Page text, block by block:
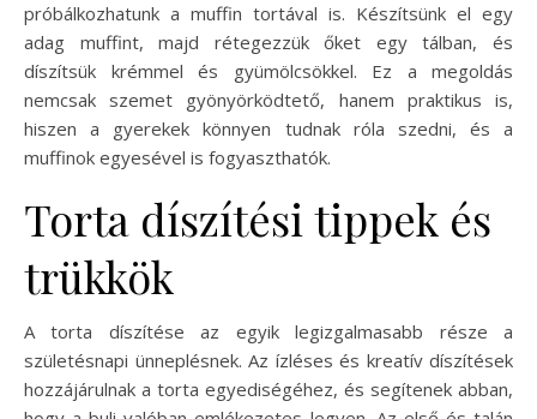
próbálkozhatunk a muffin tortával is. Készítsünk el egy
adag muffint, majd rétegezzük őket egy tálban, és
díszítsük krémmel és gyümölcsökkel. Ez a megoldás
nemcsak szemet gyönyörködtető, hanem praktikus is,
hiszen a gyerekek könnyen tudnak róla szedni, és a
muffinok egyesével is fogyaszthatók.
Torta díszítési tippek és
trükkök
A torta díszítése az egyik legizgalmasabb része a
születésnapi ünneplésnek. Az ízléses és kreatív díszítések
hozzájárulnak a torta egyediségéhez, és segítenek abban,